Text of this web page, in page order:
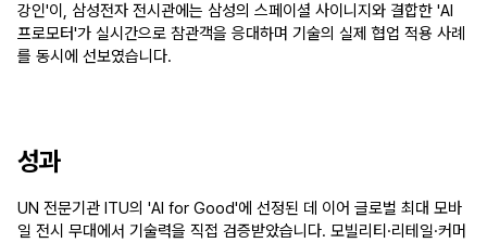
강인'이, 삼성전자 전시관에는 삼성의 스페이셜 사이니지와 결합한 'AI
프로모터'가 실시간으로 참관객을 응대하며 기술의 실제 협업 적용 사례
를 동시에 선보였습니다.
성과
UN 전문기관 ITU의 'AI for Good'에 선정된 데 이어 글로벌 최대 모바
일 전시 무대에서 기술력을 직접 검증받았습니다. 모빌리티·리테일·커머